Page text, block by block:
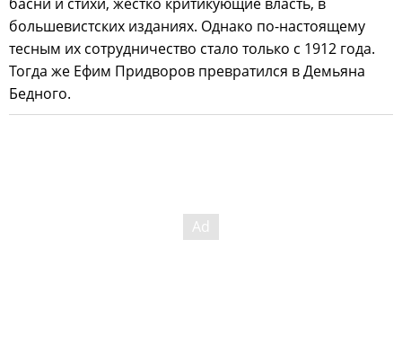
большевистских изданиях. Однако по-настоящему
тесным их сотрудничество стало только с 1912 года.
Тогда же Ефим Придворов превратился в Демьяна
Бедного.